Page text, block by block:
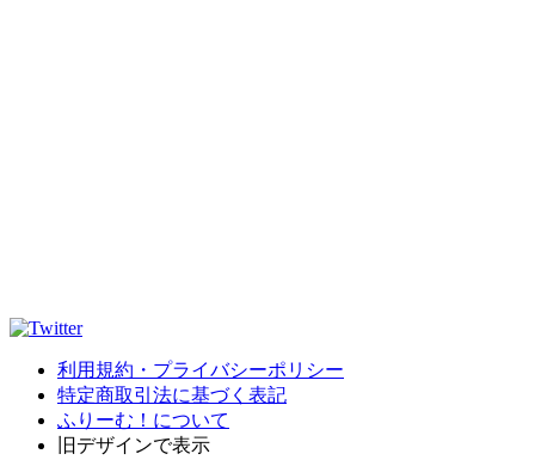
利用規約・プライバシーポリシー
特定商取引法に基づく表記
ふりーむ！について
旧デザインで表示